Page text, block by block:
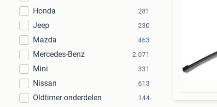
Honda 281
Jeep 230
Mazda 463
Mercedes-Benz 2.071
Mini 331
Nissan 613
Oldtimer onderdelen 144